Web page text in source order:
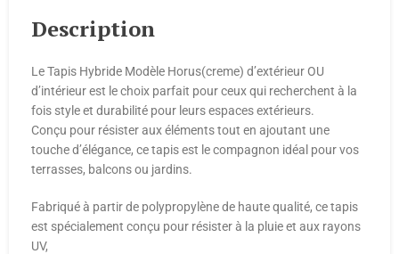
Description
Le Tapis Hybride Modèle Horus(creme) d’extérieur OU
d’intérieur est le choix parfait pour ceux qui recherchent à la
fois style et durabilité pour leurs espaces extérieurs.
Conçu pour résister aux éléments tout en ajoutant une
touche d’élégance, ce tapis est le compagnon idéal pour vos
terrasses, balcons ou jardins.
Fabriqué à partir de polypropylène de haute qualité, ce tapis
est spécialement conçu pour résister à la pluie et aux rayons
UV,